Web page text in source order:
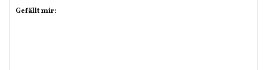
Gefällt mir: